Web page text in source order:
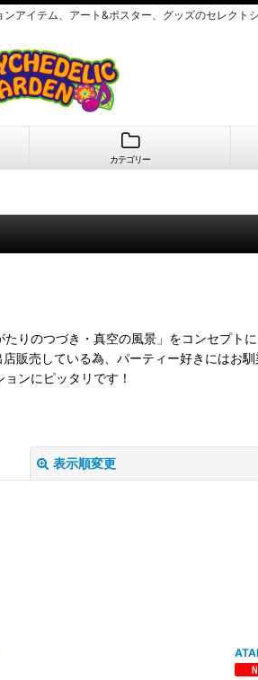
アイテム、アート&ポスター、グッズのセレクト
カテゴリー
りのつづき・真空の風景」をコンセプト
販売している為、パーティー好きにはお
ンにピッタリです！
表示順変更